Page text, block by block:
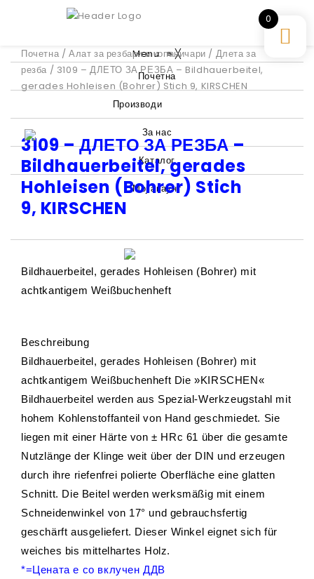
Menu≡╳
Почетна
Производи
За нас
Каталог
Мој акаунт
Почетна /Алат за резбари и копаничари / Длета за
резба / 3109 – ДЛЕТО ЗА РЕЗБА – Bildhauerbeitel,
gerades Hohleisen (Bohrer) Stich 9, KIRSCHEN
3109 – ДЛЕТО ЗА РЕЗБА –
Bildhauerbeitel, gerades
Hohleisen (Bohrer) Stich
9, KIRSCHEN
Bildhauerbeitel, gerades Hohleisen (Bohrer) mit
achtkantigem Weißbuchenheft
Beschreibung
Bildhauerbeitel, gerades Hohleisen (Bohrer) mit
achtkantigem Weißbuchenheft Die »KIRSCHEN«
Bildhauerbeitel werden aus Spezial-Werkzeugstahl mit
hohem Kohlenstoffanteil von Hand geschmiedet. Sie
liegen mit einer Härte von ± HRc 61 über die gesamte
Nutzlänge der Klinge weit über der DIN und erzeugen
durch ihre riefenfrei polierte Oberfläche eine glatten
Schnitt. Die Beitel werden werksmäßig mit einem
Schneidenwinkel von 17° und gebrauchsfertig
geschärft ausgeliefert. Dieser Winkel eignet sich für
weiches bis mittelhartes Holz.
*=Цената е со вклучен ДДВ
0